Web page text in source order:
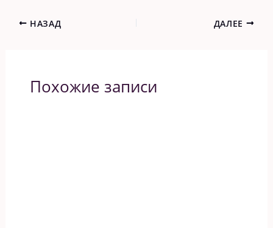
НАЗАД ДАЛЕЕ
Похожие записи